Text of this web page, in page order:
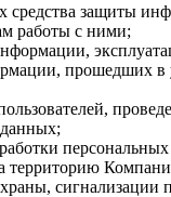
защиты
работы с ними;
прошедших в
территорию
сигнализации